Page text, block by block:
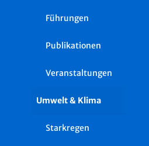
Führungen
Publikationen
Veranstaltungen
Umwelt & Klima
Starkregen